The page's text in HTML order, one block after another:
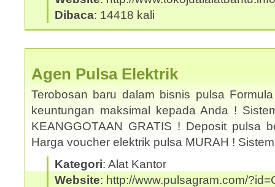
Dibaca: 14418 kali
Agen Pulsa Elektrik
Terobosan baru dalam bisnis pulsa
keuntungan maksimal kepada Anda !
KEANGGOTAAN GRATIS ! Deposit pulsa
Harga voucher elektrik pulsa MURAH !
Kategori: Alat Kantor
Website: http://www.pulsagram.com/